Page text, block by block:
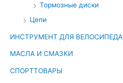
Тормозные диски
Цепи
ИНСТРУМЕНТ ДЛЯ ВЕЛОСИПЕДА
МАСЛА И СМАЗКИ
СПОРТТОВАРЫ